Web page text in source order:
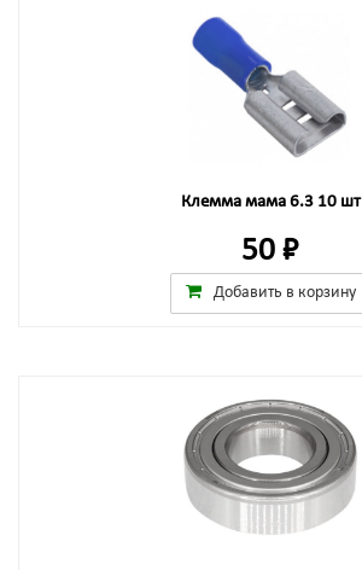
Клемма мама 6.3 10 шт
50 ₽
Добавить в корзину